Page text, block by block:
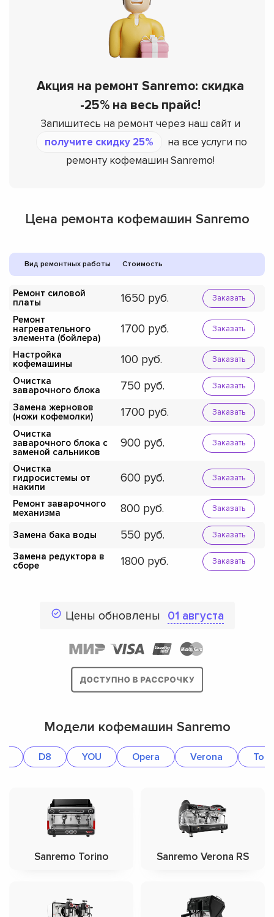
Акция на ремонт Sanremo: скидка
-25% на весь прайс!
Запишитесь на ремонт через наш сайт и
получите скидку 25%
на все услуги по
ремонту кофемашин Sanremo!
Цена ремонта кофемашин Sanremo
Вид ремонтных работы Стоимость
Ремонт силовой
платы
1650 Заказать
Ремонт
нагревательного
элемента (бойлера)
1700 Заказать
Настройка
кофемашины
100 Заказать
Очистка
заварочного блока
750 Заказать
Замена жерновов
(ножи кофемолки)
1700 Заказать
Очистка
заварочного блока с
заменой сальников
900 Заказать
Очистка
гидросистемы от
накипи
600 Заказать
Ремонт заварочного
механизма
800 Заказать
Замена бака воды 550 Заказать
Замена редуктора в
сборе
1800 Заказать
Цены обновлены 01 августа
Модели кофемашин Sanremo
D8 YOU Opera Verona
Sanremo Torino Sanremo Verona RS